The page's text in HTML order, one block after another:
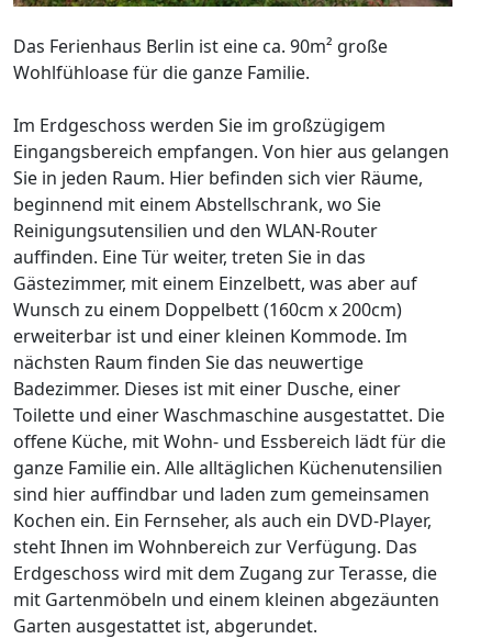
Das Ferienhaus Berlin ist eine ca. 90m² große
Wohlfühloase für die ganze Familie.
Im Erdgeschoss werden Sie im großzügigem
Eingangsbereich empfangen. Von hier aus gelangen
Sie in jeden Raum. Hier befinden sich vier Räume,
beginnend mit einem Abstellschrank, wo Sie
Reinigungsutensilien und den WLAN-Router
auffinden. Eine Tür weiter, treten Sie in das
Gästezimmer, mit einem Einzelbett, was aber auf
Wunsch zu einem Doppelbett (160cm x 200cm)
erweiterbar ist und einer kleinen Kommode. Im
nächsten Raum finden Sie das neuwertige
Badezimmer. Dieses ist mit einer Dusche, einer
Toilette und einer Waschmaschine ausgestattet. Die
offene Küche, mit Wohn- und Essbereich lädt für die
ganze Familie ein. Alle alltäglichen Küchenutensilien
sind hier auffindbar und laden zum gemeinsamen
Kochen ein. Ein Fernseher, als auch ein DVD-Player,
steht Ihnen im Wohnbereich zur Verfügung. Das
Erdgeschoss wird mit dem Zugang zur Terasse, die
mit Gartenmöbeln und einem kleinen abgezäunten
Garten ausgestattet ist, abgerundet.